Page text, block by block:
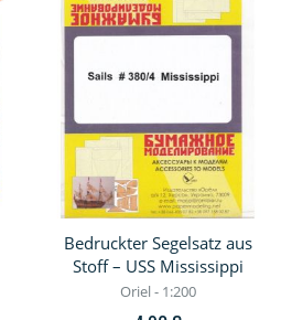
Bedruckter Segelsatz aus
Stoff – USS Mississippi
Oriel - 1:200